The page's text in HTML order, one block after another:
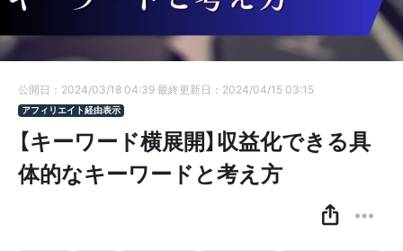
公開日：2024/03/18 04:39 最終更新日：2024/04/15 03:15
アフィリエイト経由表示
【キーワード横展開】収益化できる具
体的なキーワードと考え方